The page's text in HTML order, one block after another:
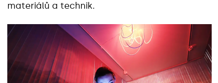
materiálů a technik.